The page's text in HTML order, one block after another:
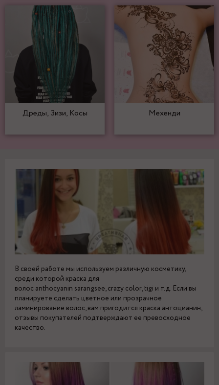
Дреды, Зизи, Косы Мехенди
В своей работе мы используем различную косметику,
среди которой краска для
волос anthocyanin sarangsee, crazy color, tigi и т.д. Если вы
планируете сделать цветное или прозрачное
ламинирование волос, вам пригодится краска антоцианин,
отзывы покупателей подтверждают ее превосходное
качество.